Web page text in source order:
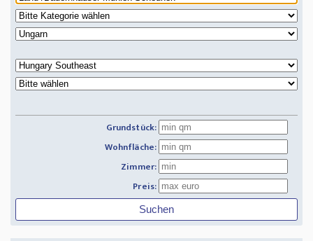
Grundstück:
Wohnfläche:
Zimmer:
Preis: